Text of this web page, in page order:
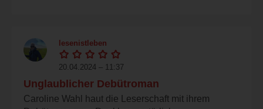
lesenistleben
20.04.2024 – 11:37
Unglaublicher Debütroman
Caroline Wahl haut die Leserschaft mit ihrem